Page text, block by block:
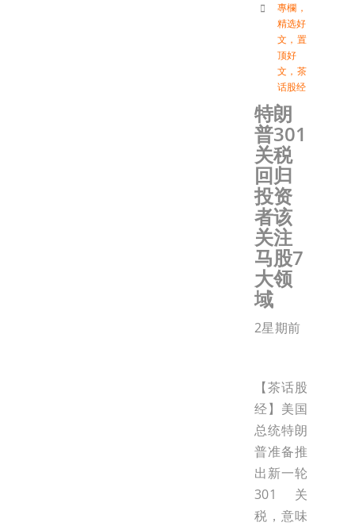
專欄 ，
精选好
文 ， 置
顶好
文 ， 茶
话股经
特朗
普301
关税
回归
投资
者该
关注
马股7
大领
域
2星期前
【茶话股
经】美国
总统特朗
普准备推
出新一轮
301关
税，意味